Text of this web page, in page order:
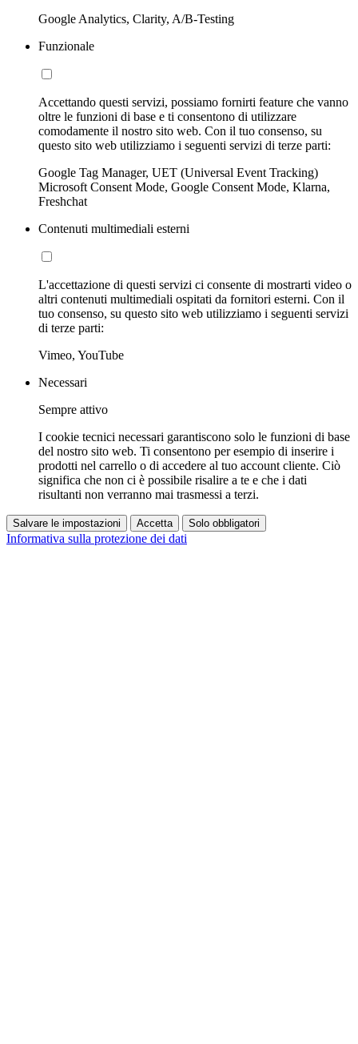
Google Analytics, Clarity, A/B-Testing
Funzionale
Accettando questi servizi, possiamo fornirti feature che vanno
oltre le funzioni di base e ti consentono di utilizzare
comodamente il nostro sito web. Con il tuo consenso, su
questo sito web utilizziamo i seguenti servizi di terze parti:
Google Tag Manager, UET (Universal Event Tracking)
Microsoft Consent Mode, Google Consent Mode, Klarna,
Freshchat
Contenuti multimediali esterni
L'accettazione di questi servizi ci consente di mostrarti video o
altri contenuti multimediali ospitati da fornitori esterni. Con il
tuo consenso, su questo sito web utilizziamo i seguenti servizi
di terze parti:
Vimeo, YouTube
Necessari
Sempre attivo
I cookie tecnici necessari garantiscono solo le funzioni di base
del nostro sito web. Ti consentono per esempio di inserire i
prodotti nel carrello o di accedere al tuo account cliente. Ciò
significa che non ci è possibile risalire a te e che i dati
risultanti non verranno mai trasmessi a terzi.
Salvare le impostazioni Accetta Solo obbligatori
Informativa sulla protezione dei dati